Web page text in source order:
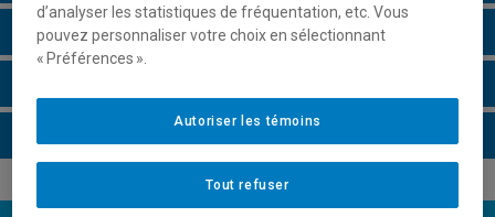
Horaire - Été 2026
d’analyser les statistiques de fréquentation, etc. Vous
pouvez personnaliser votre choix en sélectionnant
« Préférences ».
Tout refuser
Autoriser les témoins